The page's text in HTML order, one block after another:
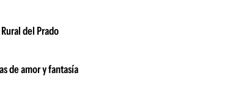
del Prado
de amor y fantasía